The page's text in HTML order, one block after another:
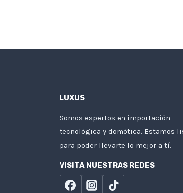
LUXUS
Somos espertos en importación
tecnológica y domótica. Estamos
para poder llevarte lo mejor a tí.
VISITA NUESTRAS REDES